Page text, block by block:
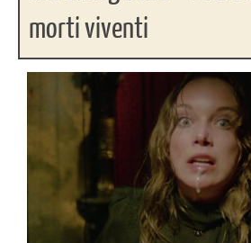
morti viventi